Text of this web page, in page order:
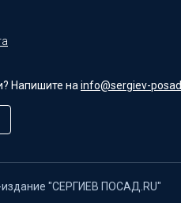
Напишите на info@sergiev-
"СЕРГИЕВ ПОСАД.RU"